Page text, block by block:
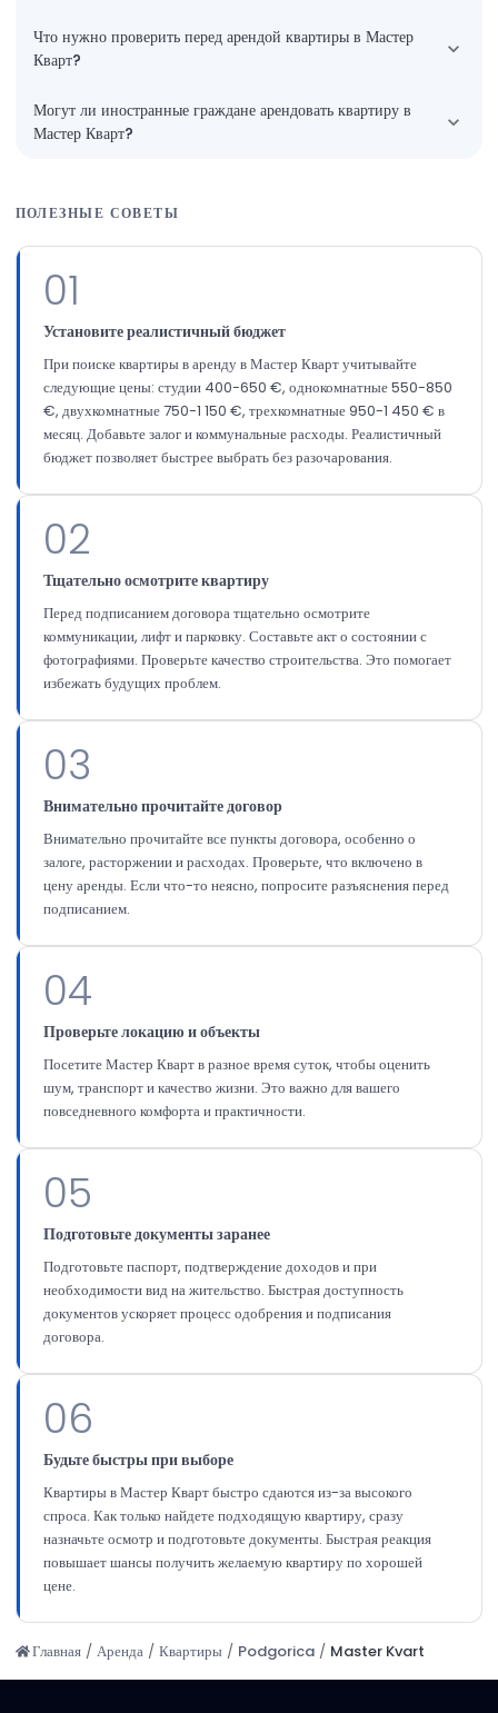
Что нужно проверить перед арендой квартиры в Мастер
Кварт?
Могут ли иностранные граждане арендовать квартиру в
Мастер Кварт?
ПОЛЕЗНЫЕ СОВЕТЫ
01
Установите реалистичный бюджет
При поиске квартиры в аренду в Мастер Кварт учитывайте
следующие цены: студии 400-650 €, однокомнатные 550-850
€, двухкомнатные 750-1 150 €, трехкомнатные 950-1 450 € в
месяц. Добавьте залог и коммунальные расходы. Реалистичный
бюджет позволяет быстрее выбрать без разочарования.
02
Тщательно осмотрите квартиру
Перед подписанием договора тщательно осмотрите
коммуникации, лифт и парковку. Составьте акт о состоянии с
фотографиями. Проверьте качество строительства. Это помогает
избежать будущих проблем.
03
Внимательно прочитайте договор
Внимательно прочитайте все пункты договора, особенно о
залоге, расторжении и расходах. Проверьте, что включено в
цену аренды. Если что-то неясно, попросите разъяснения перед
подписанием.
04
Проверьте локацию и объекты
Посетите Мастер Кварт в разное время суток, чтобы оценить
шум, транспорт и качество жизни. Это важно для вашего
повседневного комфорта и практичности.
05
Подготовьте документы заранее
Подготовьте паспорт, подтверждение доходов и при
необходимости вид на жительство. Быстрая доступность
документов ускоряет процесс одобрения и подписания
договора.
06
Будьте быстры при выборе
Квартиры в Мастер Кварт быстро сдаются из-за высокого
спроса. Как только найдете подходящую квартиру, сразу
назначьте осмотр и подготовьте документы. Быстрая реакция
повышает шансы получить желаемую квартиру по хорошей
цене.
Главная / Аренда / Квартиры / Podgorica / Master Kvart